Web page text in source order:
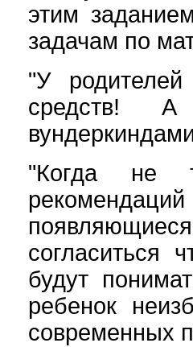
этим
задачам по
"У
средств! А
"Когда не
согласиться
будут
ребенок
современных